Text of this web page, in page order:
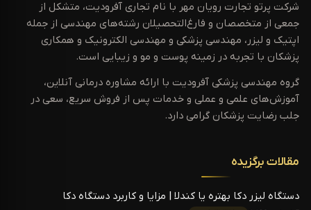
شرکت پرتو تجارت رویان مهر با نام تجاری آفرودیت، متشکل از
جمعی از متخصصان و فارغ‌التحصیلان رشته‌های مهندسی از جمله
اپتیک و لیزر، مهندسی پزشکی و مهندسی الکترونیک و همکاری
پزشکان با تجربه در زمینه پوست و مو و زیبایی است.
گروه مهندسی پزشکی آفرودیت با ارائه مشاوره درمانی آنلاین،
آموزش‌های علمی و عملی و خدمات پس از فروش سریع، سعی در
جلب رضایت پزشکان گرامی دارد.
مقالات برگزیده
دستگاه لیزر دکا بهتره یا کندلا | مزایا و کاربرد دستگاه دکا